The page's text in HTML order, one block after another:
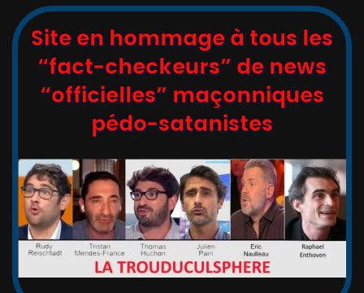
Site en hommage à tous les
“fact-checkeurs” de news
“officielles” maçonniques
pédo-satanistes